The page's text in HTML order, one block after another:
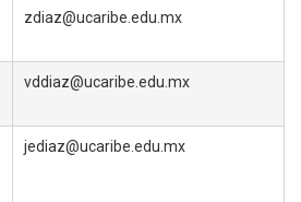
zdiaz@ucaribe.edu.mx
vddiaz@ucaribe.edu.mx
jediaz@ucaribe.edu.mx